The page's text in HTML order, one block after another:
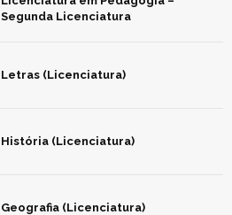
Segunda Licenciatura
Letras (Licenciatura)
História (Licenciatura)
Geografia (Licenciatura)